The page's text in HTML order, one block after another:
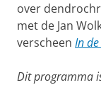
over
met de Jan
verscheen In
Dit programma